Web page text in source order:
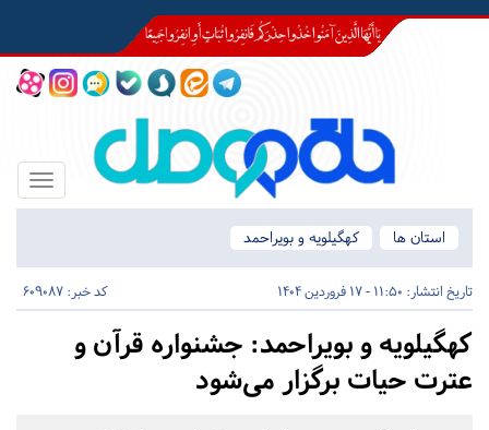
Toggle
استان ها
کهگیلویه و بویراحمد
تاریخ انتشار: 11:50 - 17 فروردین 1404 کد خبر: 609087
کهگیلویه و بویراحمد: جشنواره قرآن و
عترت حیات برگزار می‌شود